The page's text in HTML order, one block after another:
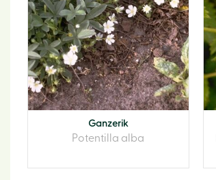
Ganzerik
Potentilla alba